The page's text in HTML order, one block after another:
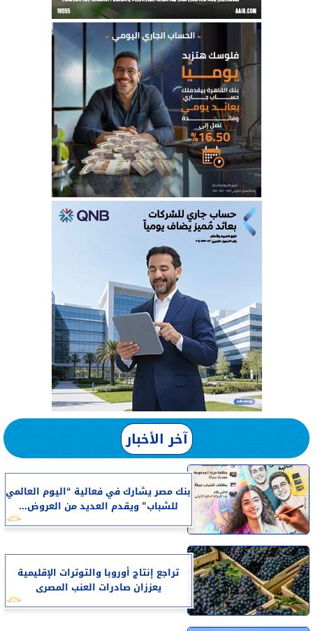
آخر الأخبار
بنك مصر يشارك في فعالية “اليوم العالمي
للشباب” ويقدم العديد من العروض...
تراجع إنتاج أوروبا والتوترات الإقليمية
يعززان صادرات العنب المصرى